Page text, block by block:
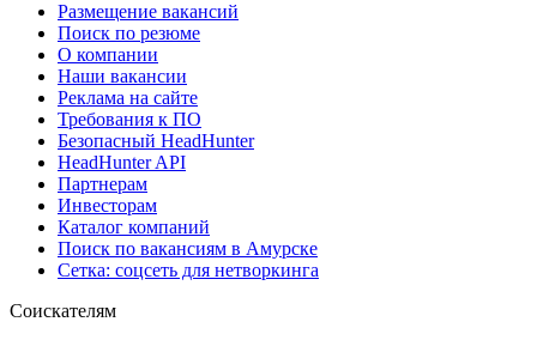
Размещение вакансий
Поиск по резюме
О компании
Наши вакансии
Реклама на сайте
Требования к ПО
Безопасный HeadHunter
HeadHunter API
Партнерам
Инвесторам
Каталог компаний
Поиск по вакансиям в Амурске
Сетка: соцсеть для нетворкинга
Соискателям